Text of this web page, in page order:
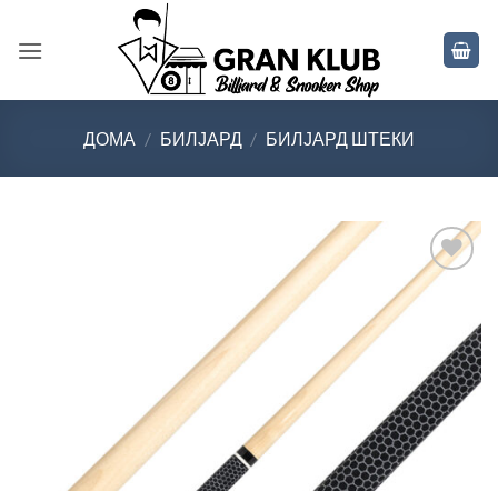
ДОМА / БИЛЈАРД / БИЛЈАРД ШТЕКИ
Во
желботека